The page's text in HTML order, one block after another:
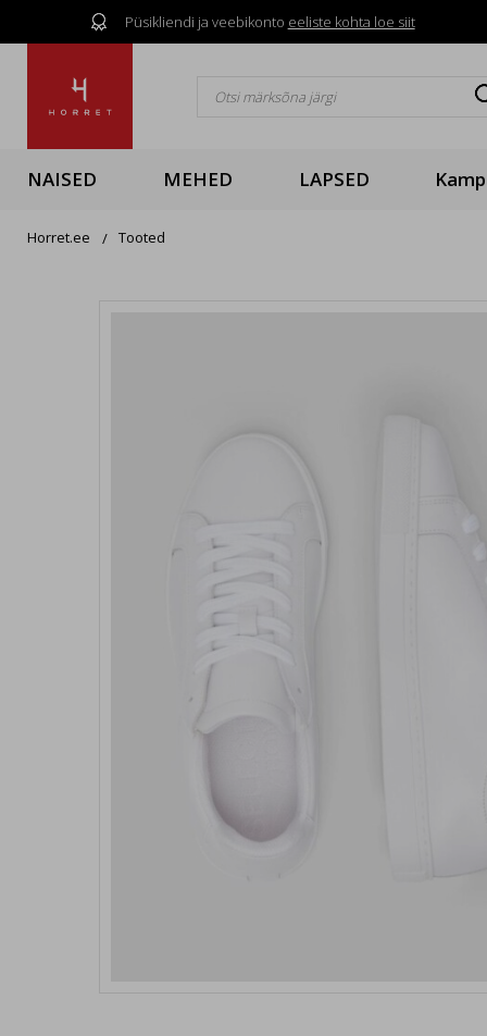
 Püsikliendi ja veebikonto eeliste kohta loe siit
NAISED MEHED LAPSED
Horret.ee Tooted